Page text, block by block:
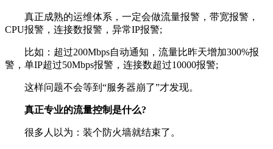
真正成熟的运维体系，一定会做流量报警，带宽报警，
CPU报警，连接数报警，异常IP报警;
比如：超过200Mbps自动通知，流量比昨天增加300%报
警，单IP超过50Mbps报警，连接数超过10000报警;
这样问题不会等到“服务器崩了”才发现。
真正专业的流量控制是什么?
很多人以为：装个防火墙就结束了。